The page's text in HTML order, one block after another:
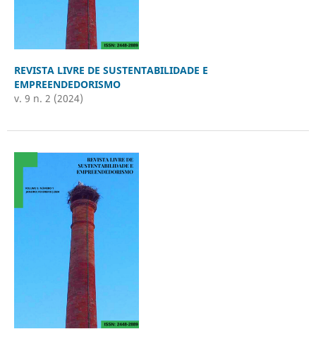
REVISTA LIVRE DE SUSTENTABILIDADE E
EMPREENDEDORISMO
v. 9 n. 2 (2024)